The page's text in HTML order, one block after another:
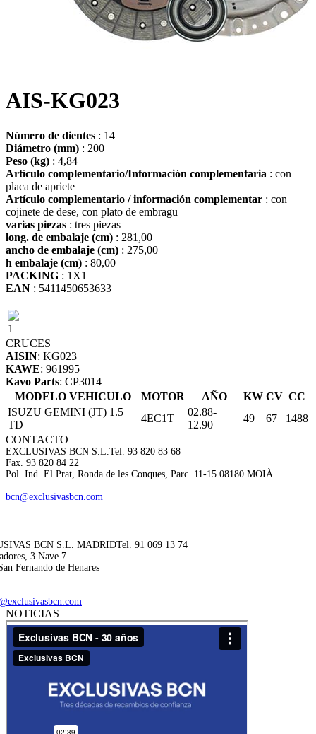
AIS-KG023
Número de dientes : 14
Diámetro (mm) : 200
Peso (kg) : 4,84
Artículo complementario/Información complementaria : con
placa de apriete
Artículo complementario / información complementar : con
cojinete de dese, con plato de embragu
varias piezas : tres piezas
long. de embalaje (cm) : 281,00
ancho de embalaje (cm) : 275,00
h embalaje (cm) : 80,00
PACKING : 1X1
EAN : 5411450653633
1
CRUCES
AISIN: KG023
KAWE: 961995
Kavo Parts: CP3014
MODELO VEHICULO
MOTOR AÑO KW CV CC
ISUZU GEMINI (JT) 1.5
TD
4EC1T
02.88-
12.90
49 67
1488
CONTACTO
EXCLUSIVAS BCN S.L. Tel. 93 820 83 68
Fax. 93 820 84 22
Pol. Ind. El Prat, Ronda de les Conques, Parc. 11-15 08180 MOIÀ
bcn@exclusivasbcn.com
BCN S.L. MADRIDTel. 91 069 13 74
3 Nave 7
Fernando de Henares
NOTICIAS